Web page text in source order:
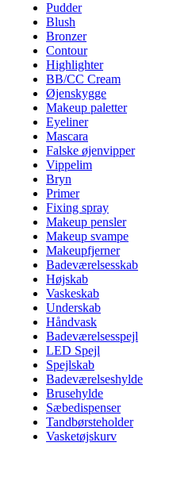
Pudder
Blush
Bronzer
Contour
Highlighter
BB/CC Cream
Øjenskygge
Makeup paletter
Eyeliner
Mascara
Falske øjenvipper
Vippelim
Bryn
Primer
Fixing spray
Makeup pensler
Makeup svampe
Makeupfjerner
Badeværelsesskab
Højskab
Vaskeskab
Underskab
Håndvask
Badeværelsesspejl
LED Spejl
Spejlskab
Badeværelseshylde
Brusehylde
Sæbedispenser
Tandbørsteholder
Vasketøjskurv